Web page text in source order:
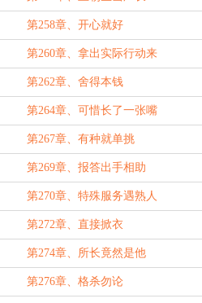
第258章、开心就好
第260章、拿出实际行动来
第262章、舍得本钱
第264章、可惜长了一张嘴
第267章、有种就单挑
第269章、报答出手相助
第270章、特殊服务遇熟人
第272章、直接掀衣
第274章、所长竟然是他
第276章、格杀勿论